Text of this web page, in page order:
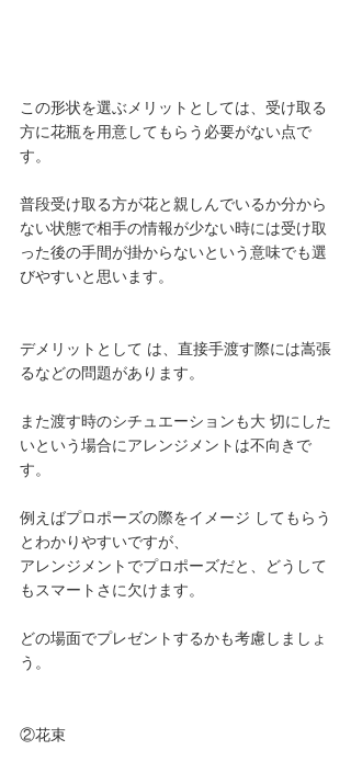
この形状を選ぶメリットとしては、受け取る
方に花瓶を用意してもらう必要がない点で
す。
普段受け取る方が花と親しんでいるか分から
ない状態で相手の情報が少ない時には受け取
った後の手間が掛からないという意味でも選
びやすいと思います。
デメリットとして は、直接手渡す際には嵩張
るなどの問題があります。
また渡す時のシチュエーションも大 切にした
いという場合にアレンジメントは不向きで
す。
例えばプロポーズの際をイメージ してもらう
とわかりやすいですが、
アレンジメントでプロポーズだと、どうして
もスマートさに欠けます。
どの場面でプレゼントするかも考慮しましょ
う。
②花束